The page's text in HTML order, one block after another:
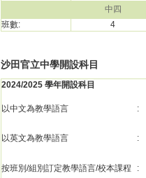
中四
班數:
4
沙田官立中學開設科目
2024/2025 學年開設科目
以中文為教學語言 :
以英文為教學語言 :
按班別/組別訂定教學語言/校本課程 :